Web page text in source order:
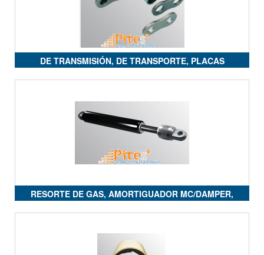
DE TRANSMISIÓN, DE TRANSPORTE, PLACAS
MÚLTIPLES ( FLEYER ), ORTACABLES
RESORTE DE GAS, AMORTIGUADOR MC/DAMPER,
SISTEMA DE FIJACION,